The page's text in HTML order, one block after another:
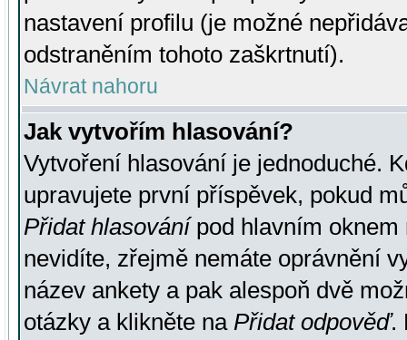
nastavení profilu (je možné
odstraněním tohoto zaškrtnutí).
Návrat nahoru
Jak vytvořím hlasování?
Vytvoření hlasování je jednoduché.
upravujete první příspěvek, pokud
Přidat hlasovánípod hlavním oknem
nevidíte, zřejmě nemáte oprávnění
název ankety a pak alespoň dvě
otázky a klikněte na Přidat odpověď.